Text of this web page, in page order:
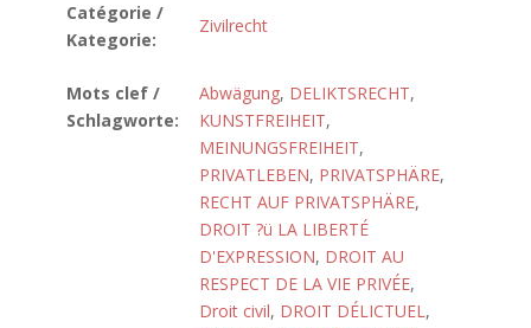
Catégorie /
Kategorie:
Zivilrecht
Mots clef /
Schlagworte:
Abwägung, DELIKTSRECHT,
KUNSTFREIHEIT,
MEINUNGSFREIHEIT,
PRIVATLEBEN, PRIVATSPHÄRE,
RECHT AUF PRIVATSPHÄRE,
DROIT ?ü LA LIBERTÉ
D'EXPRESSION, DROIT AU
RESPECT DE LA VIE PRIVÉE,
Droit civil, DROIT DÉLICTUEL,